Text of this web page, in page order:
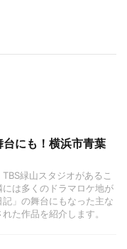
台にも！横浜市青葉
緑山スタジオがあるこ
は多くのドラマロケ地が
」の舞台にもなった主な
た作品を紹介します。